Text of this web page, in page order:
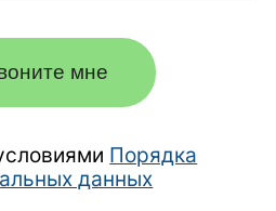
мне
Порядка
данных